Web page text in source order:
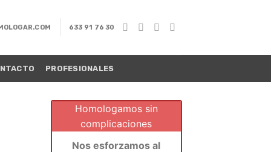
633 91 76 30
PROFESIONALES
Homologamos sin
complicaciones
Nos esforzamos al